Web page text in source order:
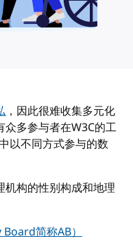
，因此很难收集多元化
多参与者在W3C的工
以不同方式参与的数
机构的性别构成和地理
简称AB）